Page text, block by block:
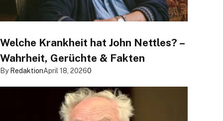
Welche Krankheit hat John Nettles? –
Wahrheit, Gerüchte & Fakten
By RedaktionApril 18, 20260